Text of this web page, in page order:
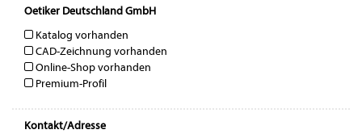
Oetiker Deutschland GmbH
Katalog vorhanden
CAD-Zeichnung vorhanden
Online-Shop vorhanden
Premium-Profil
Kontakt/Adresse